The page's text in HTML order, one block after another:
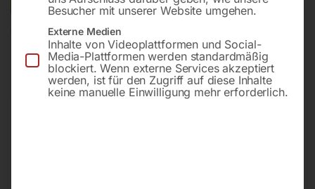
Sie haben Fragen zu diesem
Besucher mit unserer Website umgehen.
Externe Medien
Inhalte von Videoplattformen und Social-
Media-Plattformen werden standardmäßig
blockiert. Wenn externe Services akzeptiert
werden, ist für den Zugriff auf diese Inhalte
keine manuelle Einwilligung mehr erforderlich.